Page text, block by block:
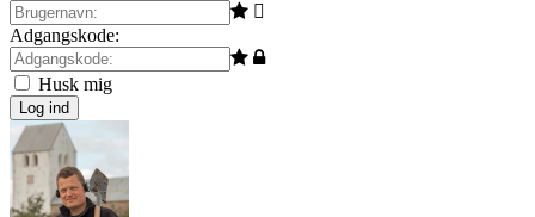
Adgangskode:
Husk mig
Log ind